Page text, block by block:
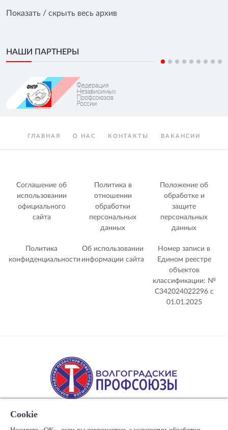
Показать / скрыть весь архив
НАШИ ПАРТНЕРЫ
ГЛАВНАЯ О НАС КОНТАКТЫ ВАКАНСИИ
Соглашение об
использовании
официального
сайта
Политика в
отношении
обработки
персональных
данных
Положение об
обработке и
защите
персональных
данных
Политика
конфиденциальности
Об использовании
информации сайта
Номер записи в
Едином реестре
объектов
классификации: №
С342024022296 c
01.01.2025
Cookie